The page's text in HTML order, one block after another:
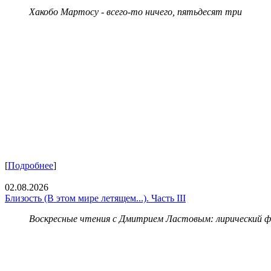
Хакобо Мартосу - всего-то ничего, пятьдесят три
[Подробнее]
02.08.2026
Близость (В этом мире летящем...). Часть III
Воскресные чтения с Дмитрием Ластовым: лирический